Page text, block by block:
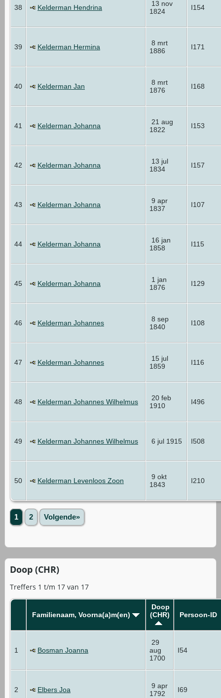
38 Kelderman Hendrina
13 nov
1824
I154
39 Kelderman Hermina
8 mrt
1886
I171
40 Kelderman Jan
8 mrt
1876
I168
41 Kelderman Johanna
21 aug
1822
I153
42 Kelderman Johanna
13 jul
1834
I157
43 Kelderman Johanna
9 apr
1837
I107
44 Kelderman Johanna
16 jan
1858
I115
45 Kelderman Johanna
1 jan
1876
I129
46 Kelderman Johannes
8 sep
1840
I108
47 Kelderman Johannes
15 jul
1859
I116
48 Kelderman Johannes Wilhelmus
20 feb
1910
I496
49 Kelderman Johannes Wilhelmus 6 jul 1915 I508
50 Kelderman Levenloos Zoon
9 okt
1843
I210
1 2 Volgende»
Doop (CHR)
Treffers 1 t/m 17 van 17
Familienaam, Voorna(a)m(en)
Doop
(CHR)
Persoon-ID
1 Bosman Joanna
29
aug
1700
I54
2 Elbers Joa
9 apr
1792
I69